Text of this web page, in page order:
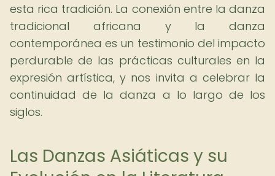
esta rica tradición. La conexión entre la danza
tradicional africana y la danza
contemporánea es un testimonio del impacto
perdurable de las prácticas culturales en la
expresión artística, y nos invita a celebrar la
continuidad de la danza a lo largo de los
siglos.
Las Danzas Asiáticas y su